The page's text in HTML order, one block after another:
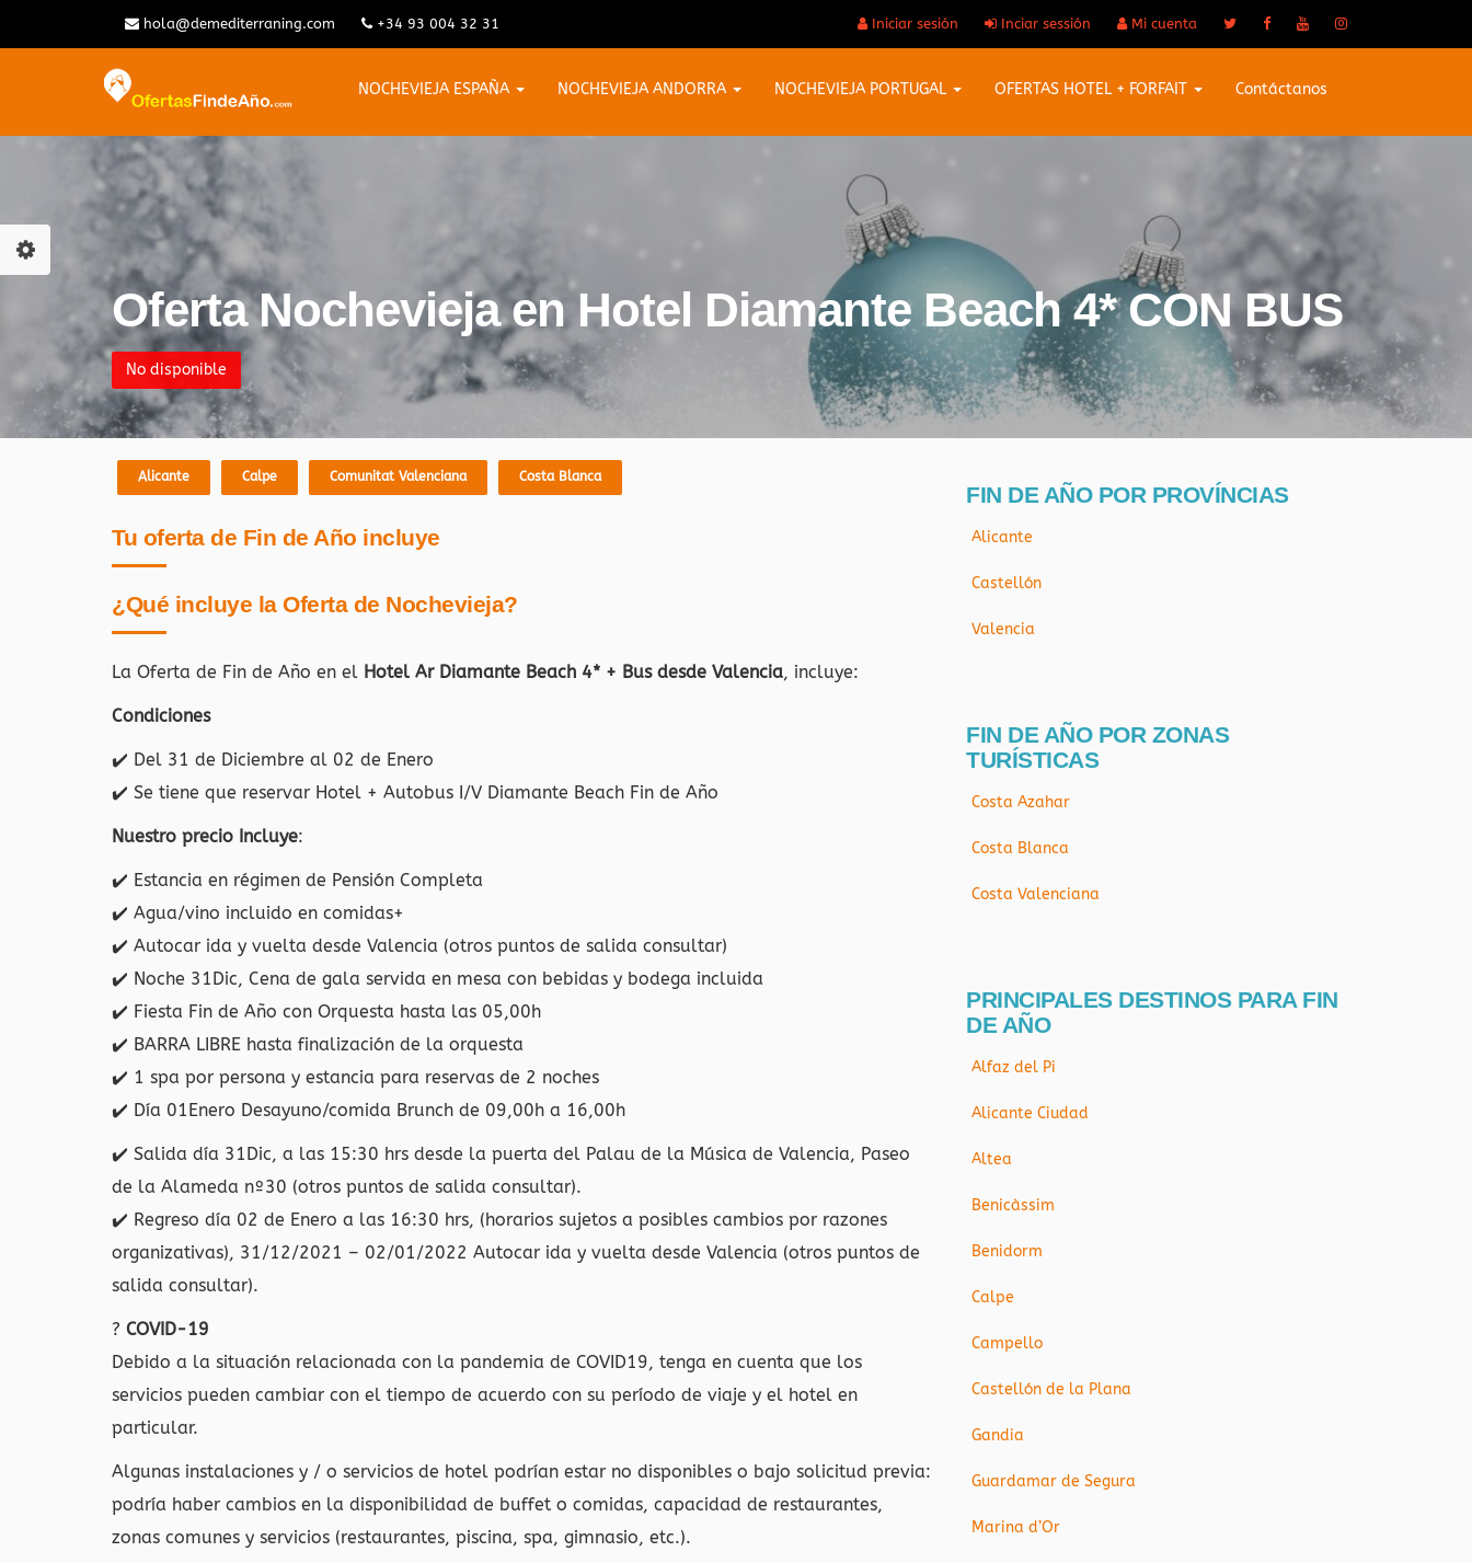
hola@demediterraning.com +34 93 004 32 31 Iniciar sesión Inciar sessión Mi cuenta
NOCHEVIEJA ESPAÑA NOCHEVIEJA ANDORRA NOCHEVIEJA PORTUGAL OFERTAS HOTEL + FORFAIT Contáctanos
Oferta Nochevieja en Hotel Diamante Beach 4* CON BUS
No disponible
Alicante Calpe Comunitat Valenciana Costa Blanca
Tu oferta de Fin de Año incluye
¿Qué incluye la Oferta de Nochevieja?
La Oferta de Fin de Año en el Hotel Ar Diamante Beach 4* + Bus desde Valencia, incluye:
Condiciones
✔️ Del 31 de Diciembre al 02 de Enero
✔️ Se tiene que reservar Hotel + Autobus I/V Diamante Beach Fin de Año
Nuestro precio Incluye:
✔️ Estancia en régimen de Pensión Completa
✔️ Agua/vino incluido en comidas+
✔️ Autocar ida y vuelta desde Valencia (otros puntos de salida consultar)
✔️ Noche 31Dic, Cena de gala servida en mesa con bebidas y bodega incluida
✔️ Fiesta Fin de Año con Orquesta hasta las 05,00h
✔️ BARRA LIBRE hasta finalización de la orquesta
✔️ 1 spa por persona y estancia para reservas de 2 noches
✔️ Día 01Enero Desayuno/comida Brunch de 09,00h a 16,00h
✔️ Salida día 31Dic, a las 15:30 hrs desde la puerta del Palau de la Música de Valencia, Paseo
de la Alameda nº30 (otros puntos de salida consultar).
✔️ Regreso día 02 de Enero a las 16:30 hrs, (horarios sujetos a posibles cambios por razones
organizativas), 31/12/2021 – 02/01/2022 Autocar ida y vuelta desde Valencia (otros puntos de
salida consultar).
? COVID-19
Debido a la situación relacionada con la pandemia de COVID19, tenga en cuenta que los
servicios pueden cambiar con el tiempo de acuerdo con su período de viaje y el hotel en
particular.
Algunas instalaciones y / o servicios de hotel podrían estar no disponibles o bajo solicitud previa:
podría haber cambios en la disponibilidad de buffet o comidas, capacidad de restaurantes,
zonas comunes y servicios (restaurantes, piscina, spa, gimnasio, etc.).
FIN DE AÑO POR PROVÍNCIAS
Alicante
Castellón
Valencia
FIN DE AÑO POR ZONAS
TURÍSTICAS
Costa Azahar
Costa Blanca
Costa Valenciana
PRINCIPALES DESTINOS PARA FIN
DE AÑO
Alfaz del Pi
Alicante Ciudad
Altea
Benicàssim
Benidorm
Calpe
Campello
Castellón de la Plana
Gandia
Guardamar de Segura
Marina d’Or